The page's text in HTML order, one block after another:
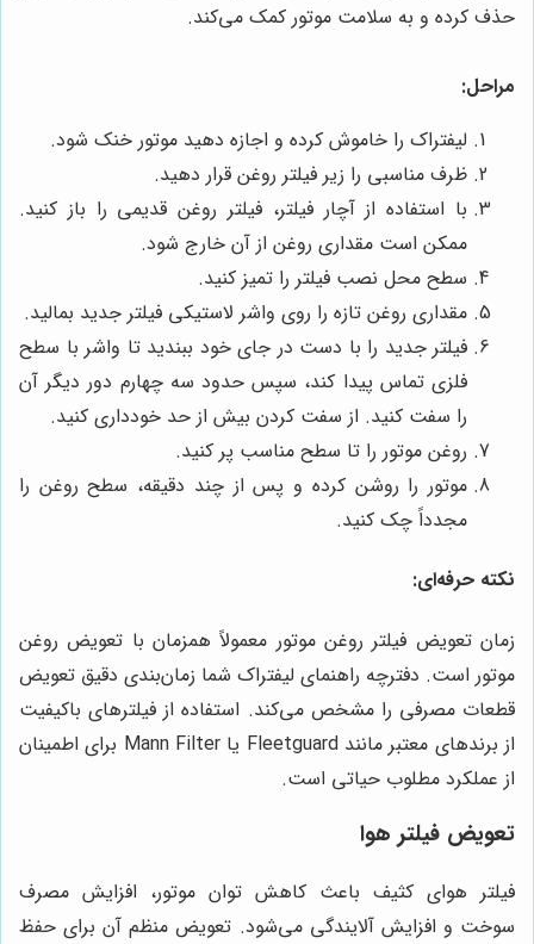
حذف کرده و به سلامت موتور کمک می‌کند.
مراحل:
لیفتراک را خاموش کرده و اجازه دهید موتور خنک شود.
ظرف مناسبی را زیر فیلتر روغن قرار دهید.
با استفاده از آچار فیلتر، فیلتر روغن قدیمی را باز کنید.
ممکن است مقداری روغن از آن خارج شود.
سطح محل نصب فیلتر را تمیز کنید.
مقداری روغن تازه را روی واشر لاستیکی فیلتر جدید بمالید.
فیلتر جدید را با دست در جای خود ببندید تا واشر با سطح
فلزی تماس پیدا کند، سپس حدود سه چهارم دور دیگر آن
را سفت کنید. از سفت کردن بیش از حد خودداری کنید.
روغن موتور را تا سطح مناسب پر کنید.
موتور را روشن کرده و پس از چند دقیقه، سطح روغن را
مجدداً چک کنید.
نکته حرفه‌ای:
زمان تعویض فیلتر روغن موتور معمولاً همزمان با تعویض روغن
موتور است. دفترچه راهنمای لیفتراک شما زمان‌بندی دقیق تعویض
قطعات مصرفی را مشخص می‌کند. استفاده از فیلترهای باکیفیت
از برندهای معتبر مانند Fleetguard یا Mann Filter برای اطمینان
از عملکرد مطلوب حیاتی است.
تعویض فیلتر هوا
فیلتر هوای کثیف باعث کاهش توان موتور، افزایش مصرف
سوخت و افزایش آلایندگی می‌شود. تعویض منظم آن برای حفظ